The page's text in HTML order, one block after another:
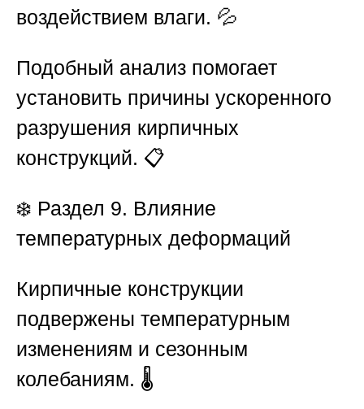
воздействием влаги. 💦
Подобный анализ помогает
установить причины ускоренного
разрушения кирпичных
конструкций. 📋
❄️ Раздел 9. Влияние
температурных деформаций
Кирпичные конструкции
подвержены температурным
изменениям и сезонным
колебаниям. 🌡️